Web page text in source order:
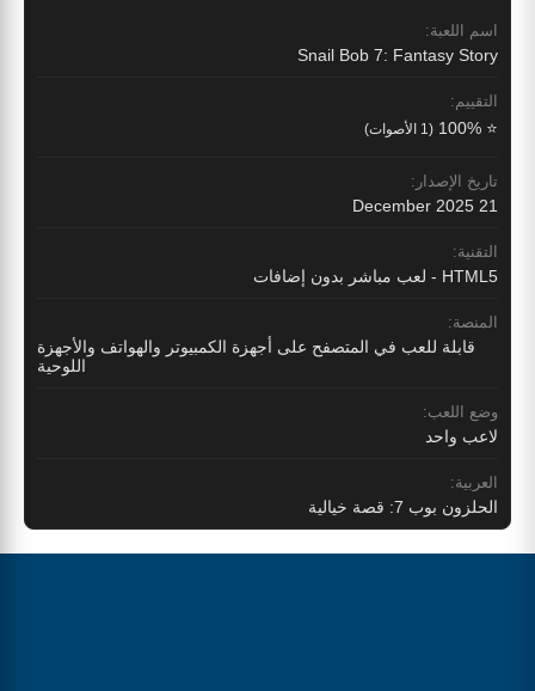
اسم اللعبة:
Snail Bob 7: Fantasy Story
التقييم:
⭐ 100% (1 الأصوات)
تاريخ الإصدار:
21 December 2025
التقنية:
HTML5 - لعب مباشر بدون إضافات
المنصة:
قابلة للعب في المتصفح على أجهزة الكمبيوتر والهواتف والأجهزة
اللوحية
وضع اللعب:
لاعب واحد
العربية:
الحلزون بوب 7: قصة خيالية